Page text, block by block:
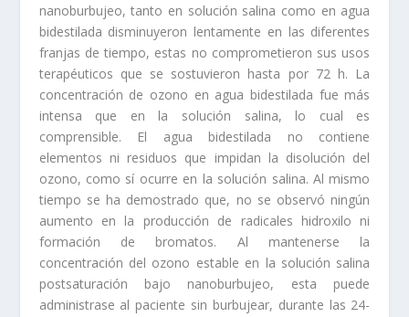
nanoburbujeo, tanto en solución salina como en agua
bidestilada disminuyeron lentamente en las diferentes
franjas de tiempo, estas no comprometieron sus usos
terapéuticos que se sostuvieron hasta por 72 h. La
concentración de ozono en agua bidestilada fue más
intensa que en la solución salina, lo cual es
comprensible. El agua bidestilada no contiene
elementos ni residuos que impidan la disolución del
ozono, como sí ocurre en la solución salina. Al mismo
tiempo se ha demostrado que, no se observó ningún
aumento en la producción de radicales hidroxilo ni
formación de bromatos. Al mantenerse la
concentración del ozono estable en la solución salina
postsaturación bajo nanoburbujeo, esta puede
administrase al paciente sin burbujear, durante las 24-